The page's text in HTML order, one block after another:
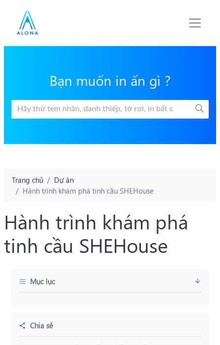
Bạn muốn in ấn gì ?
Trang chủ
Dự án
Hành trình khám phá tinh cầu SHEHouse
Hành trình khám phá
tinh cầu SHEHouse
Mục lục
Chia sẻ